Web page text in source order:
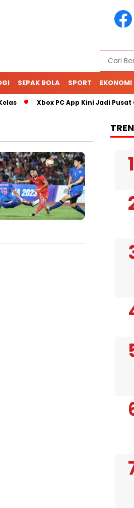
SEPAK BOLA SPORT EKONOMI
Xbox PC App Kini Jadi Pusat